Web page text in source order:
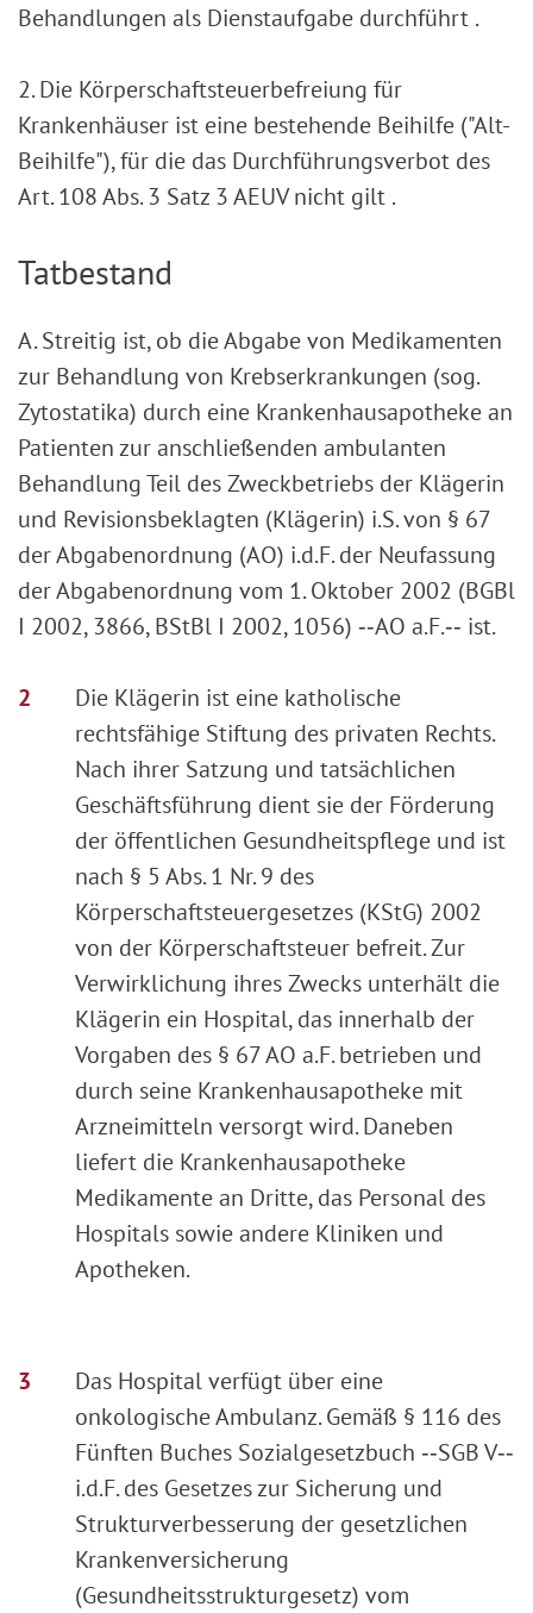
Behandlungen als Dienstaufgabe durchführt .
2. Die Körperschaftsteuerbefreiung für
Krankenhäuser ist eine bestehende Beihilfe ("Alt-
Beihilfe"), für die das Durchführungsverbot des
Art. 108 Abs. 3 Satz 3 AEUV nicht gilt .
Tatbestand
A.Streitig ist, ob die Abgabe von Medikamenten
zur Behandlung von Krebserkrankungen (sog.
Zytostatika) durch eine Krankenhausapotheke an
Patienten zur anschließenden ambulanten
Behandlung Teil des Zweckbetriebs der Klägerin
und Revisionsbeklagten (Klägerin) i.S. von § 67
der Abgabenordnung (AO) i.d.F. der Neufassung
der Abgabenordnung vom 1. Oktober 2002 (BGBl
I 2002, 3866, BStBl I 2002, 1056) ‑‑AO a.F.‑‑ ist.
Die Klägerin ist eine katholische
rechtsfähige Stiftung des privaten Rechts.
Nach ihrer Satzung und tatsächlichen
Geschäftsführung dient sie der Förderung
der öffentlichen Gesundheitspflege und ist
nach § 5 Abs. 1 Nr. 9 des
Körperschaftsteuergesetzes (KStG) 2002
von der Körperschaftsteuer befreit. Zur
Verwirklichung ihres Zwecks unterhält die
Klägerin ein Hospital, das innerhalb der
Vorgaben des § 67 AO a.F. betrieben und
durch seine Krankenhausapotheke mit
Arzneimitteln versorgt wird. Daneben
liefert die Krankenhausapotheke
Medikamente an Dritte, das Personal des
Hospitals sowie andere Kliniken und
Apotheken.
Das Hospital verfügt über eine
onkologische Ambulanz. Gemäß § 116 des
Fünften Buches Sozialgesetzbuch ‑‑SGB V‑‑
i.d.F. des Gesetzes zur Sicherung und
Strukturverbesserung der gesetzlichen
Krankenversicherung
(Gesundheitsstrukturgesetz) vom